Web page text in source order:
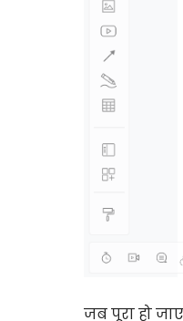
जब पूरा हो